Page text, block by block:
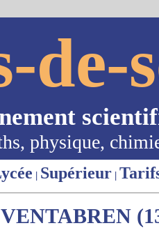
de-
physique,
| Supérieur |